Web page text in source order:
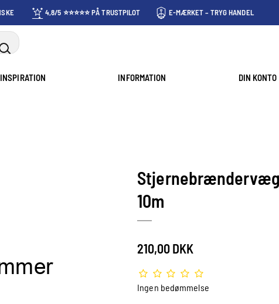
4,8/5 ⭐⭐⭐⭐⭐ PÅ TRUSTPILOT E-MÆRKET – TRYG HANDEL
INSPIRATION INFORMATION DIN KONTO
10m
210,00 DKK
Ingen bedømmelse